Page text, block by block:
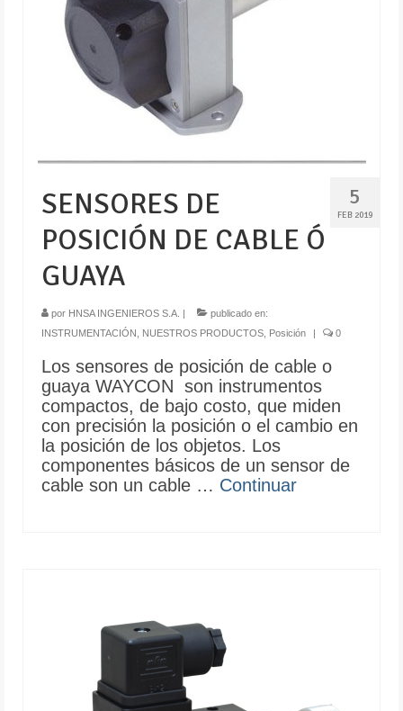
5
FEB 2019
SENSORES DE
POSICIÓN DE CABLE Ó
GUAYA
por HNSA INGENIEROS S.A.
publicado en:
INSTRUMENTACIÓN
NUESTROS PRODUCTOS Posición 0
Los sensores de posición de cable o
guaya WAYCON son instrumentos
compactos, de bajo costo, que miden
con precisión la posición o el cambio en
la posición de los objetos. Los
componentes básicos de un sensor de
cable son un cable … Continuar